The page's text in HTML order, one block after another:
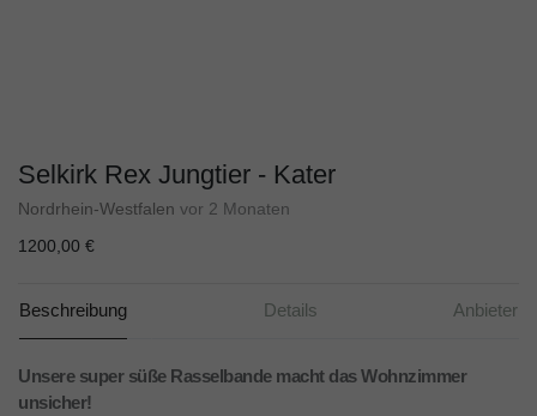
Selkirk Rex Jungtier - Kater
Nordrhein-Westfalen vor 2 Monaten
1200,00 €
Beschreibung Details Anbieter
Unsere super süße Rasselbande macht das Wohnzimmer
unsicher!